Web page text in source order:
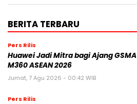
BERITA TERBARU
Pers Rilis
Huawei Jadi Mitra bagi Ajang GSMA
M360 ASEAN 2026
Jumat, 7 Agu 2026 - 00:42 WIB
Pers Rilis